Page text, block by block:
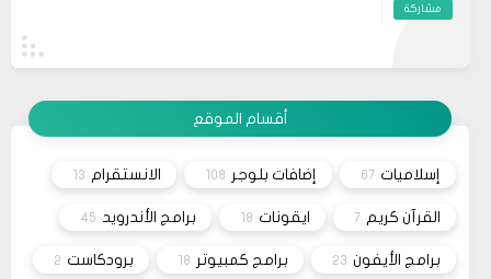
مشاركة
مشاركة
ليس هناك أي موقع لشراء القالب مثل خمسات أو
كفيل..، كما أنه ليس هناك مكان للتواصل عبر الفيسبوك
أقسام الموقع
إسلاميات 67 إضافات بلوجر 108 الانستقرام 13
القرآن كريم 7 ايقونات 18 برامج الأندرويد 45
برامج الأيفون 23 برامج كمبيوتر 18 برودكاست 2